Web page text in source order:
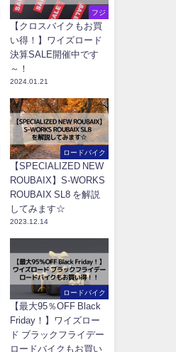
フジ
【クロスバイクもお買
い得！】ワイズロード
決算SALE開催中です
～！
2024.01.21
ロードバイク
【SPECIALIZED NEW
ROUBAIX】S-WORKS
ROUBAIX SL8 を解説
してみます☆
2023.12.14
ロードバイク
【最大95％OFF Black
Friday！】ワイズロー
ド ブラックフライデー
ロードバイクもお買い